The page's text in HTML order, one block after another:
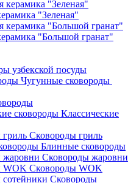
"Зеленая"
"Большой гранат"
узбекской посуды
Чугунные сковороды
Классические
Сковороды гриль
Блинные сковороды
Сковороды жаровни
Сковороды WOK
Сковороды